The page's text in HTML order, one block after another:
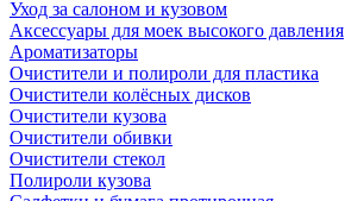
Уход за салоном и кузовом
Аксессуары для моек высокого давления
Ароматизаторы
Очистители и полироли для пластика
Очистители колёсных дисков
Очистители кузова
Очистители обивки
Очистители стекол
Полироли кузова